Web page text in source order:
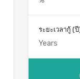
ระยะเวลากู้ (ปี